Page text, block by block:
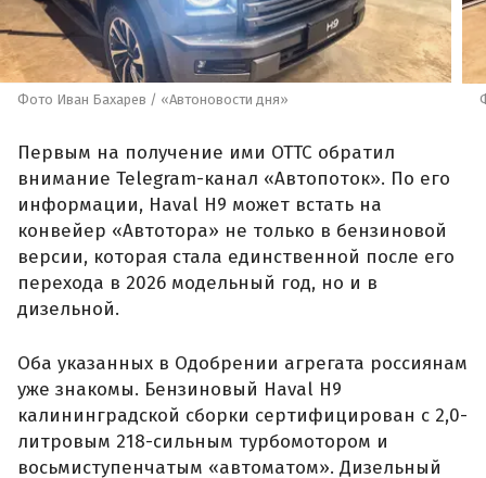
Фото Иван Бахарев / «Автоновости дня»
Первым на получение ими ОТТС обратил
внимание Telegram-канал «Автопоток». По его
информации, Haval H9 может встать на
конвейер «Автотора» не только в бензиновой
версии, которая стала единственной после его
перехода в 2026 модельный год, но и в
дизельной.
Оба указанных в Одобрении агрегата россиянам
уже знакомы. Бензиновый Haval H9
калининградской сборки сертифицирован с 2,0-
литровым 218-сильным турбомотором и
восьмиступенчатым «автоматом». Дизельный